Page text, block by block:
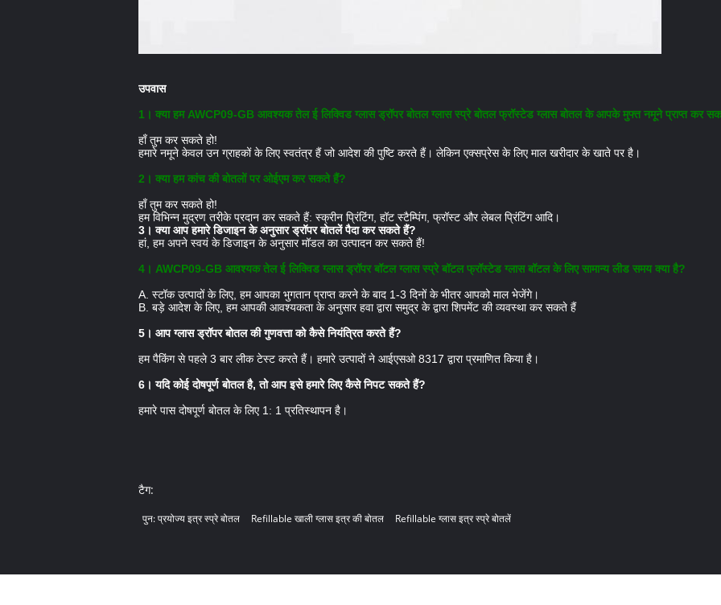
उपवास
1। क्या हम AWCP09-GB आवश्यक तेल ई लिक्विड ग्लास ड्रॉपर बोतल ग्लास स्प्रे बोतल फ्रॉस्टेड ग्लास बोतल के आपके मुफ्त नमूने प्राप्त कर
हाँ तुम कर सकते हो!
हमारे नमूने केवल उन ग्राहकों के लिए स्वतंत्र हैं जो आदेश की पुष्टि करते हैं। लेकिन एक्सप्रेस के लिए माल खरीदार के खाते पर है।
2। क्या हम कांच की बोतलों पर ओईएम कर सकते हैं?
हाँ तुम कर सकते हो!
हम विभिन्न मुद्रण तरीके प्रदान कर सकते हैं: स्क्रीन प्रिंटिंग, हॉट स्टैम्पिंग, फ्रॉस्ट और लेबल प्रिंटिंग आदि।
3। क्या आप हमारे डिजाइन के अनुसार ड्रॉपर बोतलें पैदा कर सकते हैं?
हां, हम अपने स्वयं के डिजाइन के अनुसार मॉडल का उत्पादन कर सकते हैं!
4। AWCP09-GB आवश्यक तेल ई लिक्विड ग्लास ड्रॉपर बॉटल ग्लास स्प्रे बॉटल फ्रॉस्टेड ग्लास बॉटल के लिए सामान्य लीड समय क्या है?
A. स्टॉक उत्पादों के लिए, हम आपका भुगतान प्राप्त करने के बाद 1-3 दिनों के भीतर आपको माल भेजेंगे।
B. बड़े आदेश के लिए, हम आपकी आवश्यकता के अनुसार हवा द्वारा समुद्र के द्वारा शिपमेंट की व्यवस्था कर सकते हैं
5। आप ग्लास ड्रॉपर बोतल की गुणवत्ता को कैसे नियंत्रित करते हैं?
हम पैकिंग से पहले 3 बार लीक टेस्ट करते हैं। हमारे उत्पादों ने आईएसओ 8317 द्वारा प्रमाणित किया है।
6। यदि कोई दोषपूर्ण बोतल है, तो आप इसे हमारे लिए कैसे निपट सकते हैं?
हमारे पास दोषपूर्ण बोतल के लिए 1: 1 प्रतिस्थापन है।
टैग:
पुन: प्रयोज्य इत्र स्प्रे बोतल Refillable खाली ग्लास इत्र की बोतल Refillable ग्लास इत्र स्प्रे बोतलें